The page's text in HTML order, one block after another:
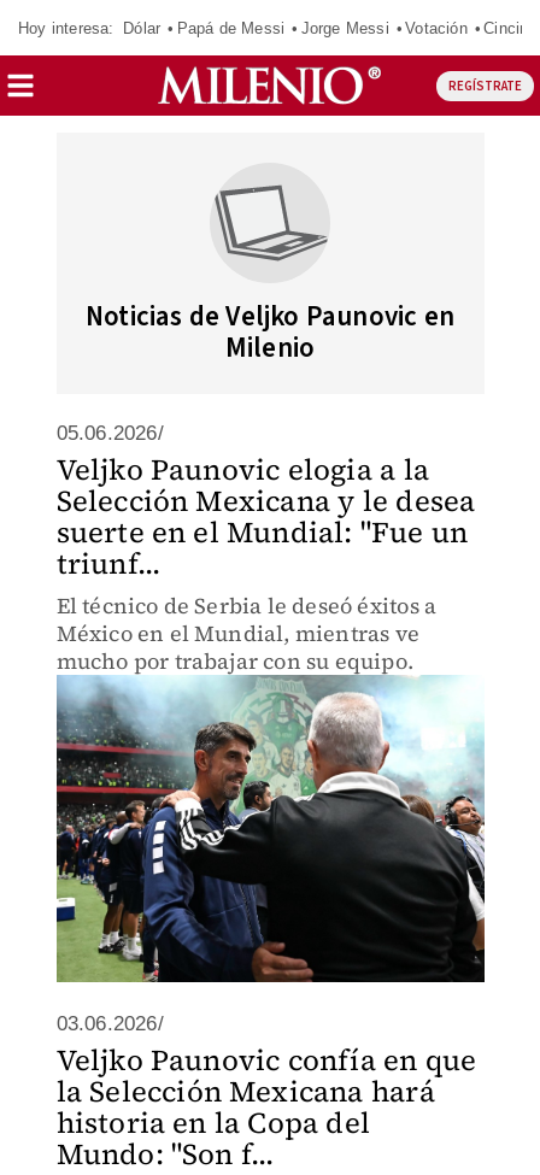
Hoy interesa: Dólar Papá de Messi Jorge Messi Votación
REGÍSTRATE
Noticias de Veljko Paunovic en
Milenio
05.06.2026/
Veljko Paunovic elogia a la
Selección Mexicana y le desea
suerte en el Mundial: "Fue un
triunf...
El técnico de Serbia le deseó éxitos a
México en el Mundial, mientras ve
mucho por trabajar con su equipo.
03.06.2026/
Veljko Paunovic confía en que
la Selección Mexicana hará
historia en la Copa del
Mundo: "Son f...